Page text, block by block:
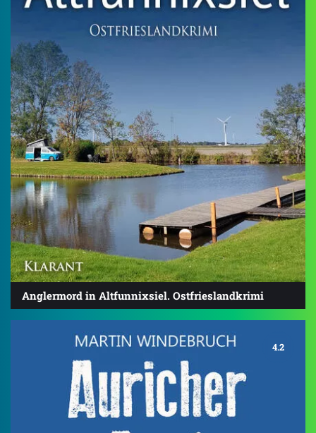
Anglermord in Altfunnixsiel. Ostfrieslandkrimi
4.2